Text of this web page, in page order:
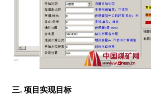
三. 项目实现目标